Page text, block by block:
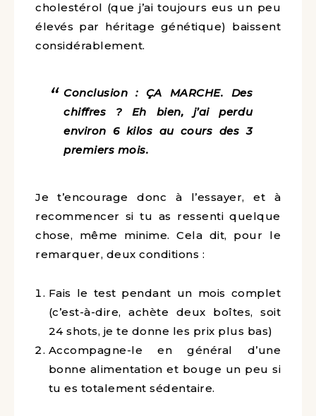
cholestérol (que j’ai toujours eus un peu
élevés par héritage génétique) baissent
considérablement.
Conclusion : ÇA MARCHE. Des
chiffres ? Eh bien, j’ai perdu
environ 6 kilos au cours des 3
premiers mois.
Je t’encourage donc à l’essayer, et à
recommencer si tu as ressenti quelque
chose, même minime. Cela dit, pour le
remarquer, deux conditions :
Fais le test pendant un mois complet
(c’est-à-dire, achète deux boîtes, soit
24 shots, je te donne les prix plus bas)
Accompagne-le en général d’une
bonne alimentation et bouge un peu si
tu es totalement sédentaire.